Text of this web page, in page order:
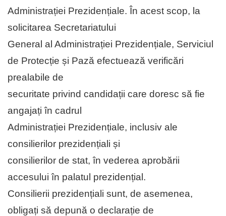
Administrației Prezidențiale. În acest scop, la
solicitarea Secretariatului
General al Administrației Prezidențiale, Serviciul
de Protecție și Pază efectuează verificări
prealabile de
securitate privind candidații care doresc să fie
angajați în cadrul
Administrației Prezidențiale, inclusiv ale
consilierilor prezidențiali și
consilierilor de stat, în vederea aprobării
accesului în palatul prezidențial.
Consilierii prezidențiali sunt, de asemenea,
obligați să depună o declarație de